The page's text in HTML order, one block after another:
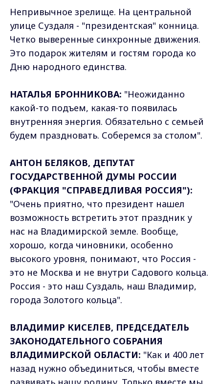
Непривычное зрелище. На центральной
улице Суздаля - "президентская" конница.
Четко выверенные синхронные движения.
Это подарок жителям и гостям города ко
Дню народного единства.
НАТАЛЬЯ БРОННИКОВА: "Неожиданно
какой-то подъем, какая-то появилась
внутренняя энергия. Обязательно с семьей
будем праздновать. Соберемся за столом".
АНТОН БЕЛЯКОВ, ДЕПУТАТ
ГОСУДАРСТВЕННОЙ ДУМЫ РОССИИ
(ФРАКЦИЯ "СПРАВЕДЛИВАЯ РОССИЯ"):
"Очень приятно, что президент нашел
возможность встретить этот праздник у
нас на Владимирской земле. Вообще,
хорошо, когда чиновники, особенно
высокого уровня, понимают, что Россия -
это не Москва и не внутри Садового кольца.
Россия - это наш Суздаль, наш Владимир,
города Золотого кольца".
ВЛАДИМИР КИСЕЛЕВ, ПРЕДСЕДАТЕЛЬ
ЗАКОНОДАТЕЛЬНОГО СОБРАНИЯ
ВЛАДИМИРСКОЙ ОБЛАСТИ: "Как и 400 лет
назад нужно объединиться, чтобы вместе